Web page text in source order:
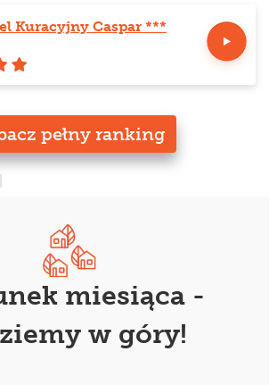
Kuracyjny Caspar ***
pełny ranking
miesiąca -
w góry!